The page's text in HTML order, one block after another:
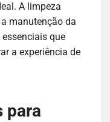
A limpeza
manutenção da
que
a experiência de
para